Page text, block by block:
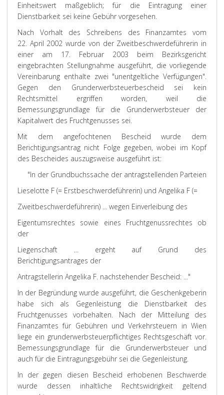
Einheitswert maßgeblich; für die Eintragung einer
Dienstbarkeit sei keine Gebühr vorgesehen.
Nach Vorhalt des Schreibens des Finanzamtes vom
22. April 2002 wurde von der Zweitbeschwerdeführerin in
einer am 17. Februar 2003 beim Bezirksgericht
eingebrachten Stellungnahme ausgeführt, die vorliegende
Vereinbarung enthalte zwei "unentgeltliche Verfügungen".
Gegen den Grunderwerbsteuerbescheid sei kein
Rechtsmittel ergriffen worden, weil die
Bemessungsgrundlage für die Grunderwerbsteuer der
Kapitalwert des Fruchtgenusses sei.
Mit dem angefochtenen Bescheid wurde dem
Berichtigungsantrag nicht Folge gegeben, wobei im Kopf
des Bescheides auszugsweise ausgeführt ist:
"In der Grundbuchssache der antragstellenden Parteien
Lieselotte F (= Erstbeschwerdeführerin) und Angelika F (=
Zweitbeschwerdeführerin) ... wegen Einverleibung des
Eigentumsrechtes sowie eines Fruchtgenussrechtes ob
der
Liegenschaft ... ergeht auf Grund des
Berichtigungsantrages der
Antragstellerin Angelika F. nachstehender Bescheid: ..."
In der Begründung wurde ausgeführt, die Geschenkgeberin
habe sich als Gegenleistung die Dienstbarkeit des
Fruchtgenusses vorbehalten. Nach der Mitteilung des
Finanzamtes für Gebühren und Verkehrsteuern in Wien
liege ein grunderwerbsteuerpflichtiges Rechtsgeschäft vor.
Bemessungsgrundlage für die Grunderwerbsteuer und
auch für die Eintragungsgebühr sei die Gegenleistung.
In der gegen diesen Bescheid erhobenen Beschwerde
wurde dessen inhaltliche Rechtswidrigkeit geltend